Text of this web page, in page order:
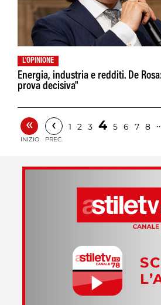
L'OPINIONE
Energia, industria e redditi. De
prova decisiva"
«
INIZIO
‹
PREC.
1 2 3 4 5 6 7 8